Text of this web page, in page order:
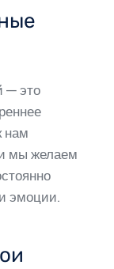
— это
нам
мы желаем
эмоции.